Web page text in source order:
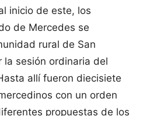
inicio de este, los
de Mercedes se
rural de San
la sesión ordinaria del
allí fueron diecisiete
con un orden
propuestas de los